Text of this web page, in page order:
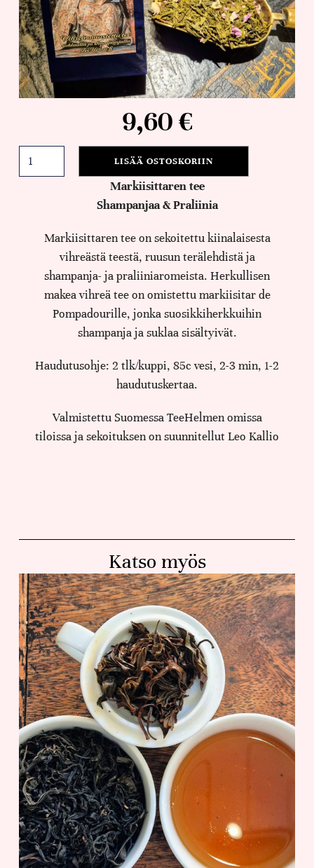
9,60€
LISÄÄ OSTOSKORIIN
Markiisittaren tee
Shampanjaa & Praliinia
Markiisittaren tee on sekoitettu kiinalaisesta
vihreästä teestä, ruusun terälehdistä ja
shampanja- ja praliiniaromeista. Herkullisen
makea vihreä tee on omistettu markiisitar de
Pompadourille, jonka suosikkiherkkuihin
shampanja ja suklaa sisältyivät.
Haudutusohje: 2 tlk/kuppi, 85c vesi, 2-3 min, 1-2
haudutuskertaa.
Valmistettu Suomessa TeeHelmen omissa
tiloissa ja sekoituksen on suunnitellut Leo Kallio
Katso myös